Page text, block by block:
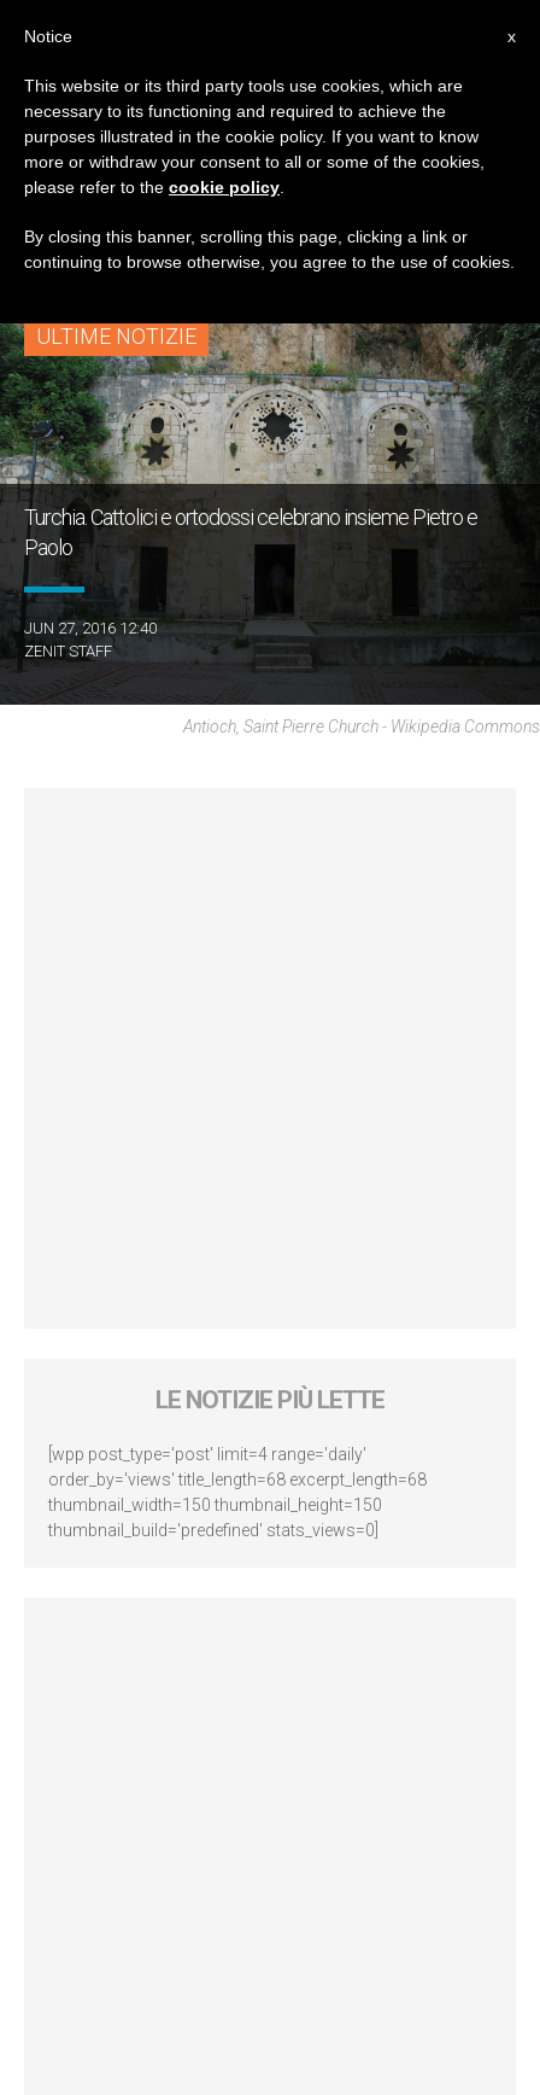
TAG
Posts Tagged
‘antiochia’
ULTIME NOTIZIE
Turchia. Cattolici e ortodossi celebrano insieme Pietro e
Paolo
JUN 27, 2016 12:40
ZENIT STAFF
Antioch, Saint Pierre Church - Wikipedia Commons
LE NOTIZIE PIÙ LETTE
[wpp post_type='post' limit=4 range='daily'
order_by='views' title_length=68 excerpt_length=68
thumbnail_width=150 thumbnail_height=150
thumbnail_build='predefined' stats_views=0]
x
Notice
This website or its third party tools use cookies, which are
necessary to its functioning and required to achieve the
purposes illustrated in the cookie policy. If you want to know
more or withdraw your consent to all or some of the cookies,
please refer to the cookie policy
By closing this banner, scrolling this page, clicking a link or
continuing to browse otherwise, you agree to the use of cookies.